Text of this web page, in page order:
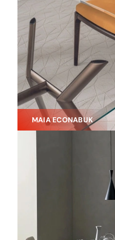
MAIA ECONABUK